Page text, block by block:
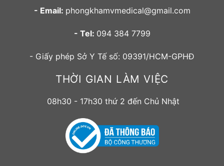
- Email: phongkhamvmedical@gmail.com
- Tel: 094 384 7799
- Giấy phép Sở Y Tế số: 09391/HCM-GPHĐ
THỜI GIAN LÀM VIỆC
08h30 - 17h30 thứ 2 đến Chủ Nhật